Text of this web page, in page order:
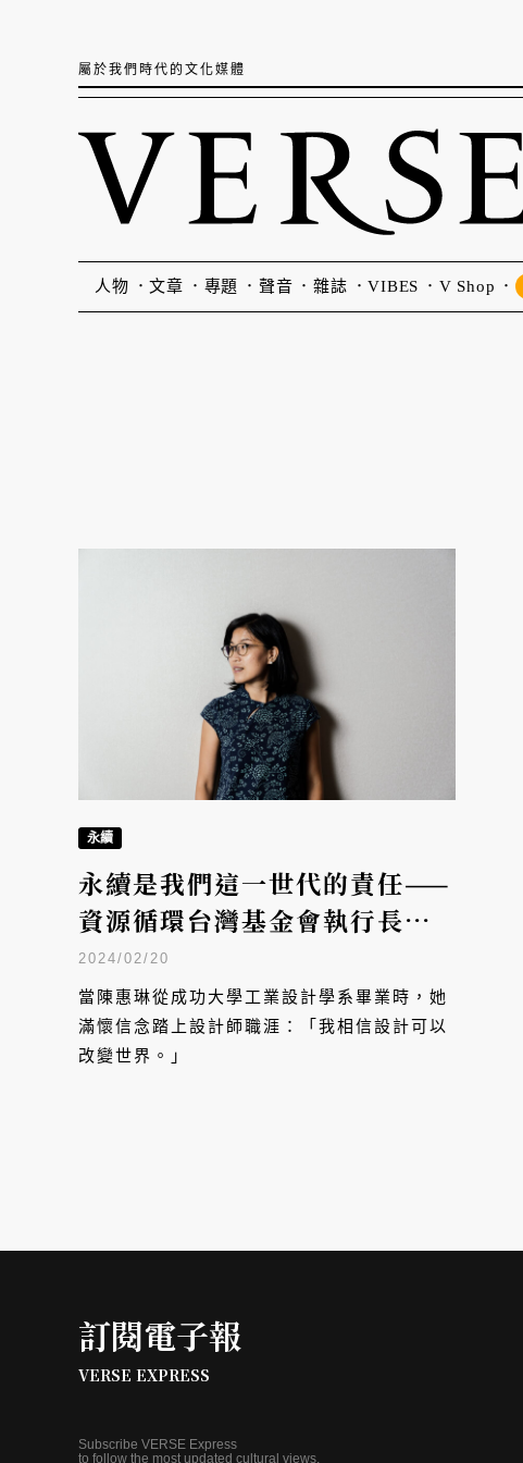
屬於我們時代的文化媒體
人物 文章 專題 聲音 雜誌 VIBES V Shop
永續
永續是我們這一世代的責任——
資源循環台灣基金會執行長陳
惠琳
2024/02/20
當陳惠琳從成功大學工業設計學系畢業時，她
滿懷信念踏上設計師職涯：「我相信設計可以
改變世界。」
訂閱電子報
VERSE EXPRESS
Subscribe VERSE Express
to follow the most updated cultural views.